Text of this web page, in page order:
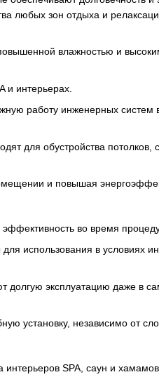
любых зон отдыха и
влажностью и
и интерьерах.
работу инженерных систем
для обустройства потолков,
и повышая
во время
использования в условиях
долгую эксплуатацию даже в
установку, независимо от
интерьеров SPA, саун и